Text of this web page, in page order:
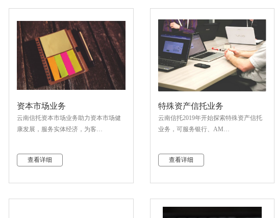
资本市场业务
云南信托资本市场业务助力资本市场健
康发展，服务实体经济，为客…
查看详细
特殊资产信托业务
云南信托2019年开始探索特殊资产信托
业务，可服务银行、AM…
查看详细